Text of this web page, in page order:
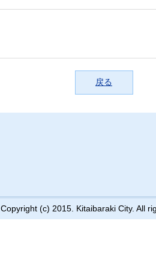
戻る
Copyright (c) 2015. Kitaibaraki City. All